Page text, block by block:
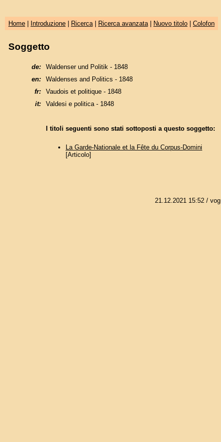
Home| Introduzione| Ricerca| Ricerca avanzata| Nuovo titolo| Colofon
Soggetto
de:
Waldenser und Politik - 1848
en:
Waldenses and Politics - 1848
fr:
Vaudois et politique - 1848
it:
Valdesi e politica - 1848
I titoli seguenti sono stati sottoposti a questo soggetto:
La Garde-Nationale et la Fête du Corpus-Domini
[Articolo]
21.12.2021 15:52/ vog